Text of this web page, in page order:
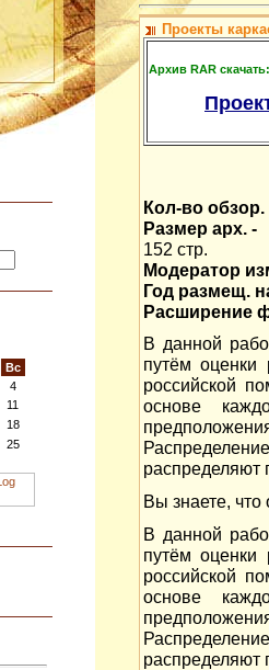
Вс
4
11
18
25
Проекты
Архив RAR
Кол-во обзор.
Размер арх. -
152 стр.
Модератор
Год размещ.
Расширение
В данной
путём оценки
российской
основе
распределяют
Вы знаете, что
В данной
путём оценки
российской
основе
распределяют